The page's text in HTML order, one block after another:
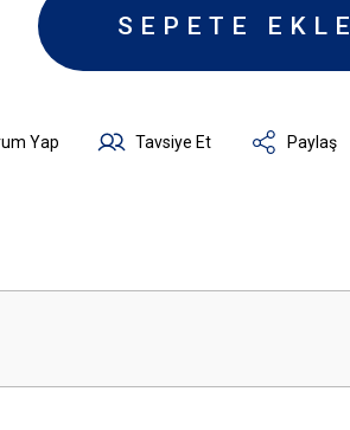
SEPETE EKLE
Yap Tavsiye Et Paylaş